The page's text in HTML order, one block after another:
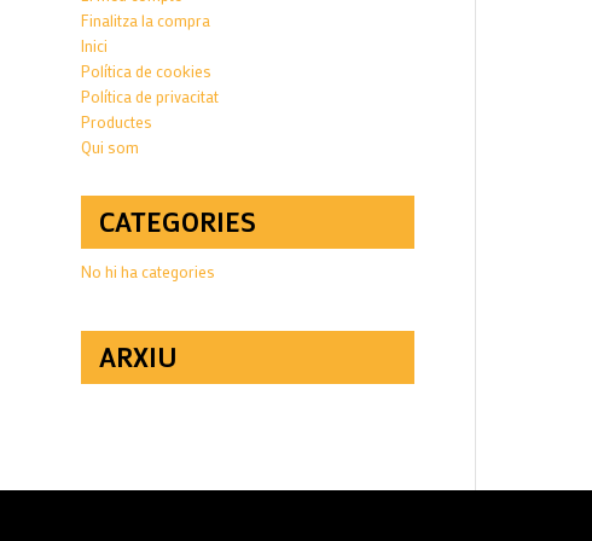
Finalitza la compra
Inici
Política de cookies
Política de privacitat
Productes
Qui som
CATEGORIES
No hi ha categories
ARXIU